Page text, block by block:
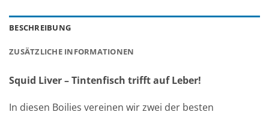
BESCHREIBUNG
ZUSÄTZLICHE INFORMATIONEN
Squid Liver – Tintenfisch trifft auf Leber!
In diesen Boilies vereinen wir zwei der besten